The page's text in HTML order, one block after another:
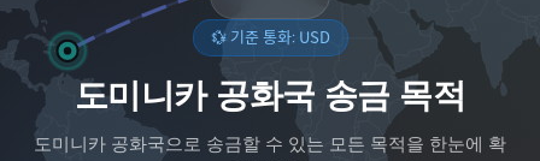
💱 기준 통화: USD
도미니카 공화국 송금 목적
도미니카 공화국으로 송금할 수 있는 모든 목적을 한눈에 확